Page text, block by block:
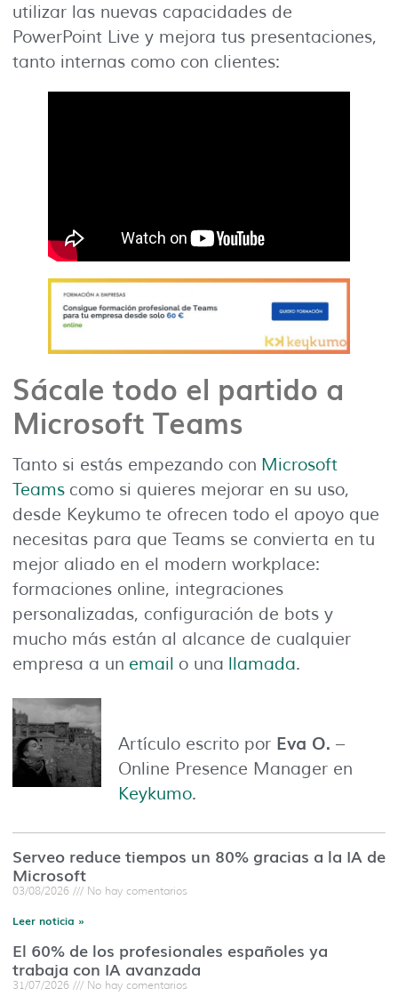
utilizar las nuevas capacidades de
PowerPoint Live y mejora tus presentaciones,
tanto internas como con clientes:
Sácale todo el partido a
Microsoft Teams
Tanto si estás empezando con Microsoft
Teams como si quieres mejorar en su uso,
desde Keykumo te ofrecen todo el apoyo que
necesitas para que Teams se convierta en tu
mejor aliado en el modern workplace:
formaciones online, integraciones
personalizadas, configuración de bots y
mucho más están al alcance de cualquier
empresa a un email o una llamada.
Artículo escrito por Eva O. –
Online Presence Manager en
Keykumo.
Serveo reduce tiempos un 80% gracias a la IA de
Microsoft
03/08/2026 No hay comentarios
Leer noticia »
El 60% de los profesionales españoles ya
trabaja con IA avanzada
31/07/2026 No hay comentarios